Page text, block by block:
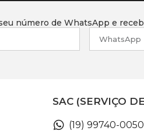
número de WhatsApp e
SAC (SERVIÇO
(19) 99740-0050